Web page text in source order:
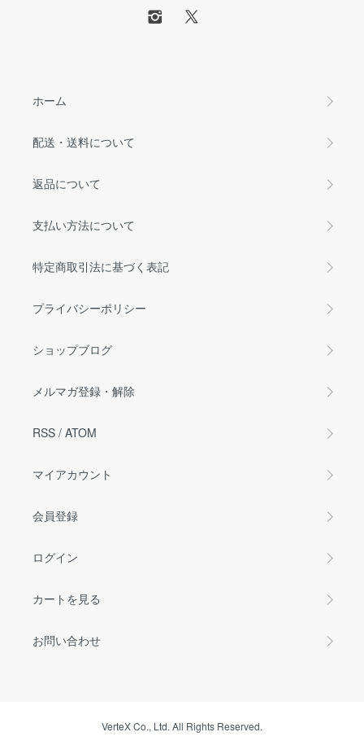
ホーム
配送・送料について
返品について
支払い方法について
特定商取引法に基づく表記
プライバシーポリシー
ショップブログ
メルマガ登録・解除
RSS / ATOM
マイアカウント
会員登録
ログイン
カートを見る
お問い合わせ
VerteX Co., Ltd. All Rights Reserved.